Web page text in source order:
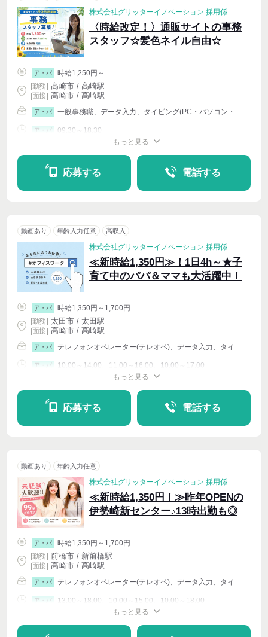
株式会社グリッターイノベーション 採用係
〈時給改定！〉通販サイトの事務
スタッフ☆髪色ネイル自由☆
ア・パ
時給1,250円～
|勤務 高崎市 / 高崎駅
| 面接 | 高崎市 / 高崎駅
ア・パ 一般事務職、データ入力、タイピング(PC・パソコン・インターネット)、化粧品・コスメ販売・美容部員
ア・パ 09:30～18:30
もっと見る
応募する 電話する
動画あり 年齢入力任意 高収入
株式会社グリッターイノベーション 採用係
≪新時給1,350円≫！1日4h～★子
育て中のパパ＆ママも大活躍中！
ア・パ
時給1,350円～1,700円
|勤務 太田市 / 太田駅
| 面接 | 高崎市 / 高崎駅
ア・パ テレフォンオペレーター(テレオペ)、データ入力、タイピング(PC・パソコン・インターネット)、イベントその他
ア・パ 10:00～14:00、11:00～16:00、10:00～17:00
もっと見る
応募する 電話する
動画あり 年齢入力任意
株式会社グリッターイノベーション 採用係
≪新時給1,350円！≫昨年OPENの
伊勢崎新センター♪13時出勤も◎
ア・パ
時給1,350円～1,700円
|勤務 前橋市 / 新前橋駅
| 面接 | 高崎市 / 高崎駅
ア・パ テレフォンオペレーター(テレオペ)、データ入力、タイピング(PC・パソコン・インターネット)、イベントその他
ア・パ 13:00～18:00、10:00～15:00、10:00～18:00
もっと見る